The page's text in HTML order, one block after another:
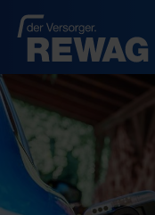
GESCHÄFTSKUNDEN
GESCHÄFTSKUNDEN
PRESSE
SUCHE